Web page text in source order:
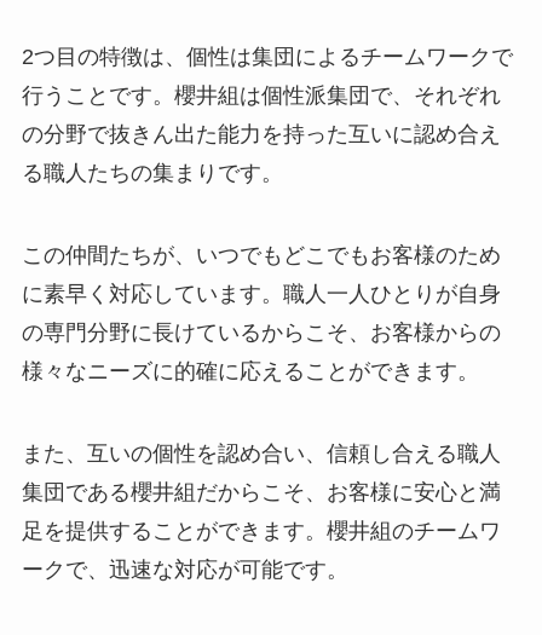
2つ目の特徴は、個性は集団によるチームワークで
行うことです。櫻井組は個性派集団で、それぞれ
の分野で抜きん出た能力を持った互いに認め合え
る職人たちの集まりです。
この仲間たちが、いつでもどこでもお客様のため
に素早く対応しています。職人一人ひとりが自身
の専門分野に長けているからこそ、お客様からの
様々なニーズに的確に応えることができます。
また、互いの個性を認め合い、信頼し合える職人
集団である櫻井組だからこそ、お客様に安心と満
足を提供することができます。櫻井組のチームワ
ークで、迅速な対応が可能です。